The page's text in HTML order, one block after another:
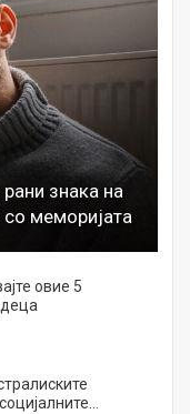
знака на
меморијата
овие 5